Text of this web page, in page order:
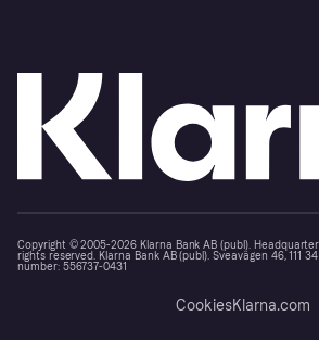
Copyright © 2005-2026 Klarna Bank AB (publ).
rights reserved. Klarna Bank AB (publ). Sveavägen 46, 111
number: 556737-0431
CookiesKlarna.com